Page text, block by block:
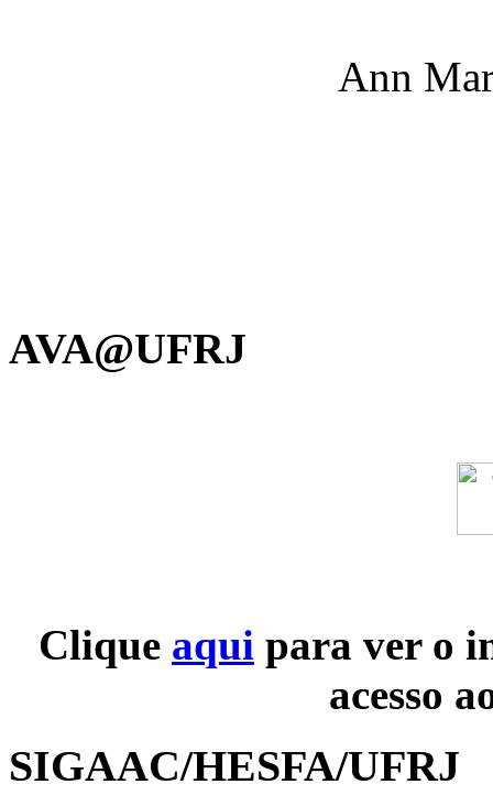
Ann
AVA@UFRJ
Clique aqui para ver o
acesso
SIGAAC/HESFA/UFRJ